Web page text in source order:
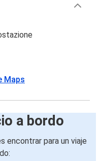
Maps
a bordo
encontrar para un viaje